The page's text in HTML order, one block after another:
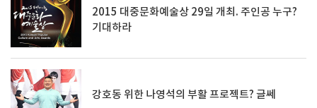
2015 대중문화예술상 29일 개최. 주인공 누구?
기대하라
강호동 위한 나영석의 부활 프로젝트? 글쎄